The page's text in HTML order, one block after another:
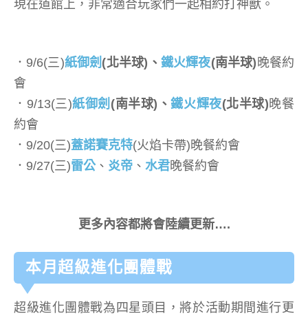
現在道館上，非常適合玩家們一起相約打神獸。
．9/6(三)紙御劍 (北半球)、 鐵火輝夜(南半球) 晚餐約
會
．9/13(三)紙御劍 (南半球)、鐵火輝夜(北半球)晚餐
約會
．9/20(三)蓋諾賽克特(火焰卡帶)晚餐約會
．9/27(三)雷公、 炎帝 、 水君晚餐約會
更多內容都將會陸續更新….
本月超級進化團體戰
超級進化團體戰為四星頭目，將於活動期間進行更